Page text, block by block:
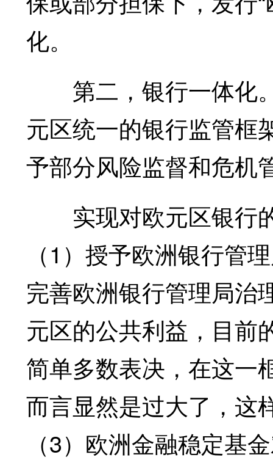
化。
第二，银行一体化
元区统一的银行监管框
予部分风险监督和危机
实现对欧元区银行
（1）授予欧洲银行管
完善欧洲银行管理局治
元区的公共利益，目前
简单多数表决，在这一
而言显然是过大了，这
（3）欧洲金融稳定基